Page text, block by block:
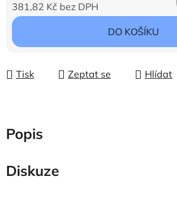
381,82 Kč bez DPH
Měrná cena:
DO KOŠÍKU
Tisk Zeptat se Hlídat
Popis
Diskuze